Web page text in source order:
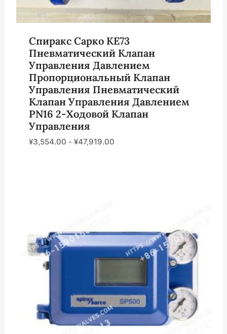
Спиракс Сарко KE73
Пневматический Клапан
Управления Давлением
Пропорциональный Клапан
Управления Пневматический
Клапан Управления Давлением
PN16 2-Ходовой Клапан
Управления
¥3,554.00 - ¥47,919.00